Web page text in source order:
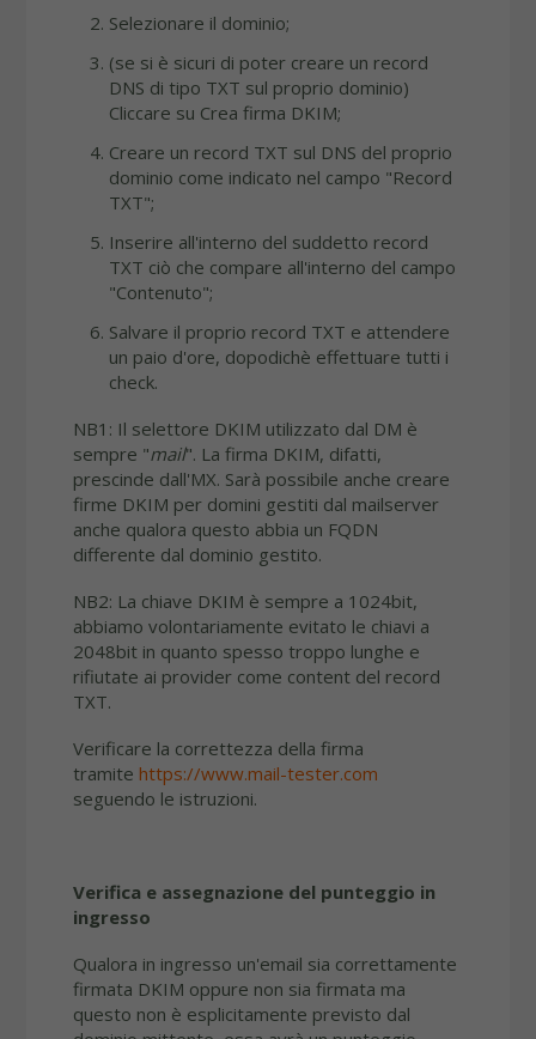
Selezionare il dominio;
(se si è sicuri di poter creare un record
DNS di tipo TXT sul proprio dominio)
Cliccare su Crea firma DKIM;
Creare un record TXT sul DNS del proprio
dominio come indicato nel campo "Record
TXT";
Inserire all'interno del suddetto record
TXT ciò che compare all'interno del campo
"Contenuto";
Salvare il proprio record TXT e attendere
un paio d'ore, dopodichè effettuare tutti i
check.
NB1: Il selettore DKIM utilizzato dal DM è
sempre "mail". La firma DKIM, difatti,
prescinde dall'MX. Sarà possibile anche creare
firme DKIM per domini gestiti dal mailserver
anche qualora questo abbia un FQDN
differente dal dominio gestito.
NB2: La chiave DKIM è sempre a 1024bit,
abbiamo volontariamente evitato le chiavi a
2048bit in quanto spesso troppo lunghe e
rifiutate ai provider come content del record
TXT.
Verificare la correttezza della firma
tramite https://www.mail-tester.com
seguendo le istruzioni.
Verifica e assegnazione del punteggio in
ingresso
Qualora in ingresso un'email sia correttamente
firmata DKIM oppure non sia firmata ma
questo non è esplicitamente previsto dal